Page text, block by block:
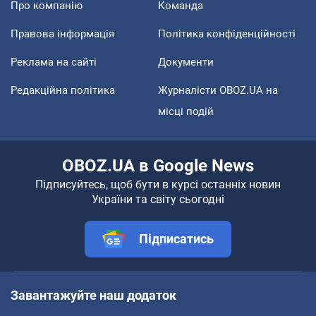
Про компанію Команда
Правова інформація Політика конфіденційності
Реклама на сайті Документи
Редакційна політика
Журналісти OBOZ.UA на
місці подій
OBOZ.UA в Google News
Підписуйтесь, щоб бути в курсі останніх новин
України та світу сьогодні
Підписатись
Завантажуйте наш додаток